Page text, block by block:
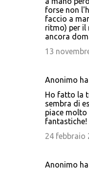
forse non
faccio a
ritmo) per il
ancora
13
Anonimo
Ho fatto la
sembra di
piace
fantastiche!
24 febbraio
Anonimo